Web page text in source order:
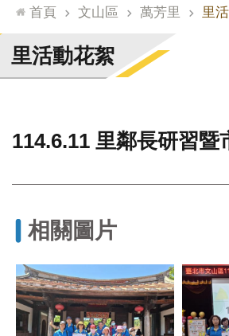
通
臺
北
市
門
整
統
文
化
局
首頁 文山區 萬芳里 里
里活動花絮
114.6.11 里鄰長研習暨
相關圖片